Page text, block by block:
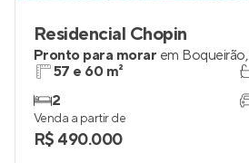
Residencial Chopin
Pronto para morar em Boqueirão,
57 e 60 m²
2
Venda a partir de
R$ 490.000